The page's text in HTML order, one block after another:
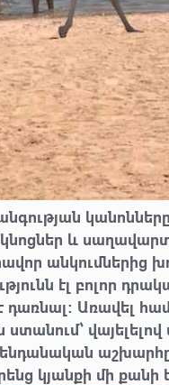
և
անկումներից
էլ բոլոր
Առավել
ստանում՝
կյանքի մի